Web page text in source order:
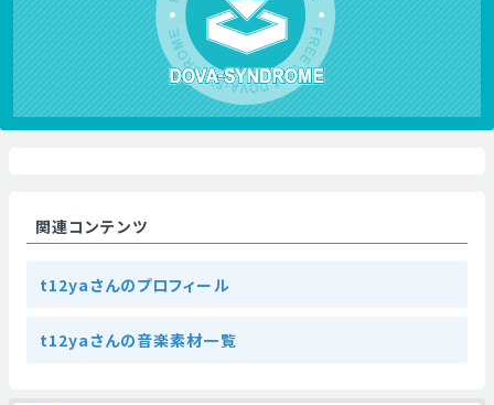
関連コンテンツ
t12yaさんのプロフィール
t12yaさんの音楽素材一覧